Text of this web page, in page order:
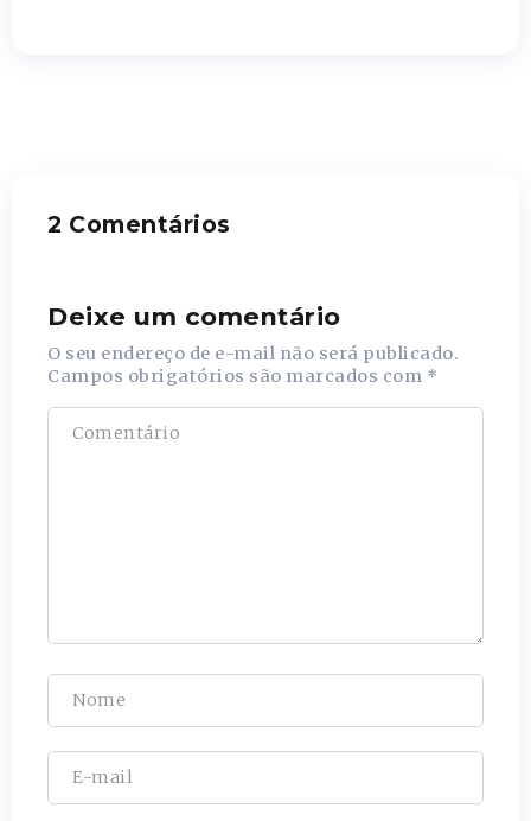
2 Comentários
Deixe um comentário
O seu endereço de e-mail não será publicado.
Campos obrigatórios são marcados com *